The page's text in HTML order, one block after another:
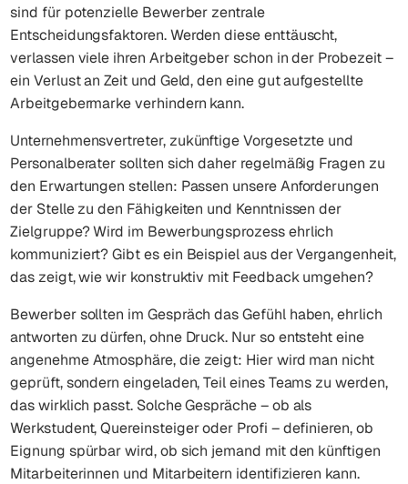
sind für potenzielle Bewerber zentrale
Entscheidungsfaktoren. Werden diese enttäuscht,
verlassen viele ihren Arbeitgeber schon in der Probezeit –
ein Verlust an Zeit und Geld, den eine gut aufgestellte
Arbeitgebermarke verhindern kann.
Unternehmensvertreter, zukünftige Vorgesetzte und
Personalberater sollten sich daher regelmäßig Fragen zu
den Erwartungen stellen: Passen unsere Anforderungen
der Stelle zu den Fähigkeiten und Kenntnissen der
Zielgruppe? Wird im Bewerbungsprozess ehrlich
kommuniziert? Gibt es ein Beispiel aus der Vergangenheit,
das zeigt, wie wir konstruktiv mit Feedback umgehen?
Bewerber sollten im Gespräch das Gefühl haben, ehrlich
antworten zu dürfen, ohne Druck. Nur so entsteht eine
angenehme Atmosphäre, die zeigt: Hier wird man nicht
geprüft, sondern eingeladen, Teil eines Teams zu werden,
das wirklich passt. Solche Gespräche – ob als
Werkstudent, Quereinsteiger oder Profi – definieren, ob
Eignung spürbar wird, ob sich jemand mit den künftigen
Mitarbeiterinnen und Mitarbeitern identifizieren kann.